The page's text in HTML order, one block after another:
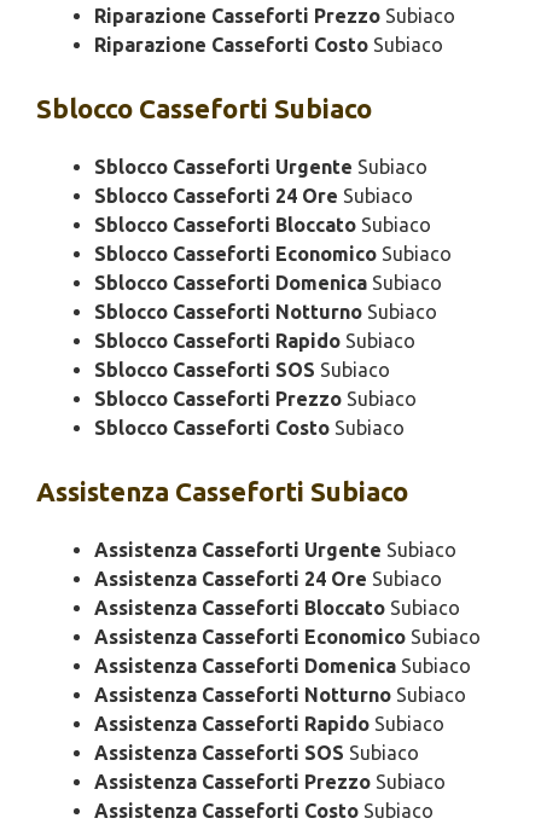
Riparazione Casseforti Prezzo Subiaco
Riparazione Casseforti Costo Subiaco
Sblocco Casseforti Subiaco
Sblocco Casseforti Urgente Subiaco
Sblocco Casseforti 24 Ore Subiaco
Sblocco Casseforti Bloccato Subiaco
Sblocco Casseforti Economico Subiaco
Sblocco Casseforti Domenica Subiaco
Sblocco Casseforti Notturno Subiaco
Sblocco Casseforti Rapido Subiaco
Sblocco Casseforti SOS Subiaco
Sblocco Casseforti Prezzo Subiaco
Sblocco Casseforti Costo Subiaco
Assistenza Casseforti Subiaco
Assistenza Casseforti Urgente Subiaco
Assistenza Casseforti 24 Ore Subiaco
Assistenza Casseforti Bloccato Subiaco
Assistenza Casseforti Economico Subiaco
Assistenza Casseforti Domenica Subiaco
Assistenza Casseforti Notturno Subiaco
Assistenza Casseforti Rapido Subiaco
Assistenza Casseforti SOS Subiaco
Assistenza Casseforti Prezzo Subiaco
Assistenza Casseforti Costo Subiaco